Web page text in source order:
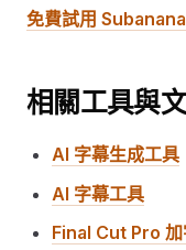
免費試用
相關工具與
AI 字幕生成工具
AI 字幕工具
Final Cut Pro